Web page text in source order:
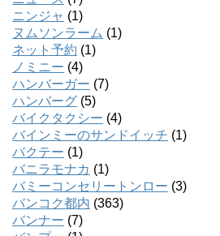
ニンジャ (1)
ヌムソンラーム (1)
ネット予約 (1)
ノミニー (4)
ハンバーガー (7)
ハンバーグ (5)
バイクタクシー (4)
バインミーのサンドイッチ (1)
バクテー (1)
バニラモナカ (1)
バミーコンセリートンロー (3)
バンコク都内 (363)
バンナー (7)